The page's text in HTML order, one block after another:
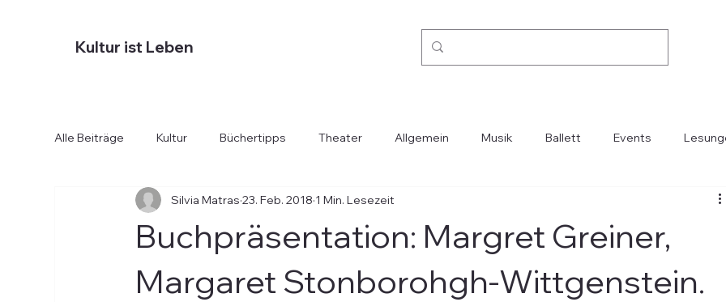
Kultur ist Leben
Alle Beiträge Kultur Büchertipps Theater Allgemein Musik Ballett Events
Diverses Essen und Trinken Hotels Kino
Buchpräsentation: Margret Greiner,
Margaret Stonborohgh-Wittgenstein.
Silvia Matras 23. Feb. 2018 1 Min. Lesezeit